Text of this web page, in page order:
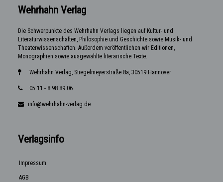
Wehrhahn Verlag
Die Schwerpunkte des Wehrhahn Verlags liegen auf Kultur- und
Literaturwissenschaften, Philosophie und Geschichte sowie Musik- und
Theaterwissenschaften. Außerdem veröffentlichen wir Editionen,
Monographien sowie ausgewählte literarische Texte.
Wehrhahn Verlag, Stiegelmeyerstraße 8a, 30519 Hannover
05 11 - 8 98 89 06
info@wehrhahn-verlag.de
Verlagsinfo
Impressum
AGB